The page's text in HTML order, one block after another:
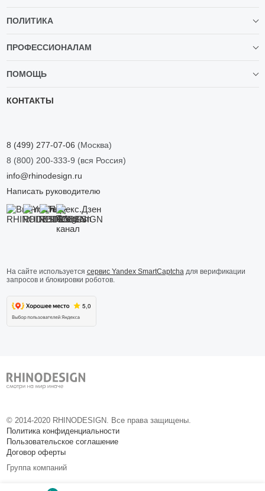
ПОЛИТИКА
ПРОФЕССИОНАЛАМ
ПОМОЩЬ
КОНТАКТЫ
8 (499) 277-07-06 (Москва)
8 (800) 200-333-9 (вся Россия)
info@rhinodesign.ru
Написать руководителю
На сайте используется сервис Yandex SmartCaptchaдля верификации
запросов и блокировки роботов.
© 2014-2020RHINODESIGN. Все права защищены.
Политика конфиденциальности
Пользовательское соглашение
Договор оферты
Группа компаний